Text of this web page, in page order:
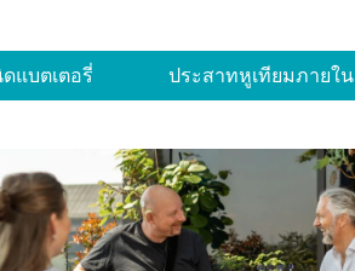
แบตเตอรี่ ประสาทหูเทียมภายใน